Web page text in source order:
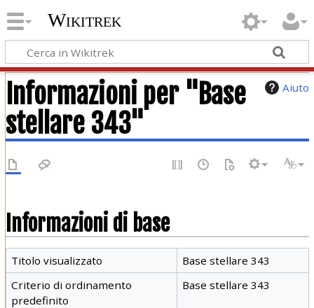
Wikitrek
Aiuto
Informazioni per "Base
stellare 343"
Informazioni di base
Titolo visualizzato
Base stellare 343
Criterio di ordinamento
predefinito
Base stellare 343